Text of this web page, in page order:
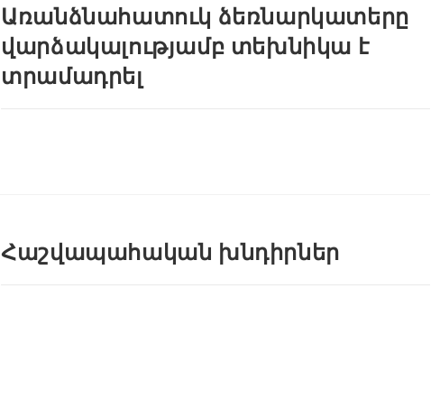
Առանձնահատուկ ձեռնարկատերը
վարձակալությամբ տեխնիկա է
տրամադրել
Հաշվապահական խնդիրներ